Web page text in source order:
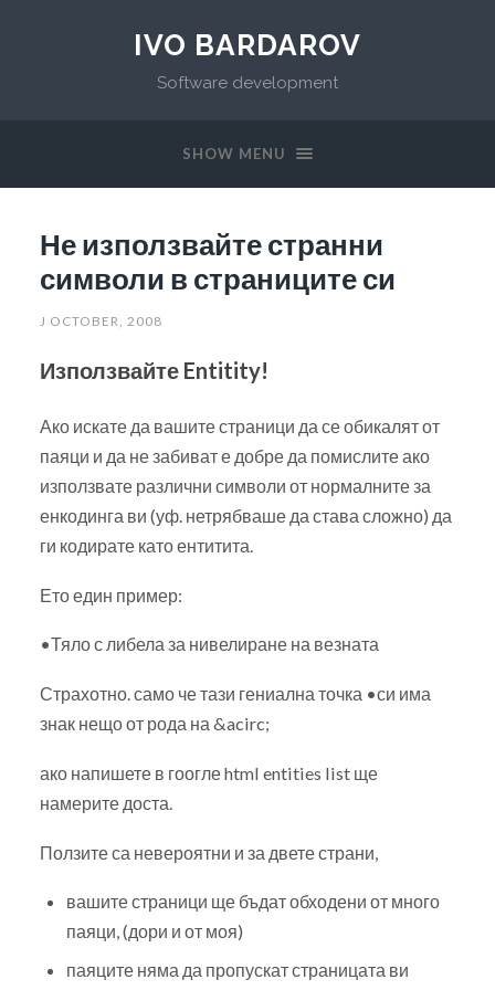
IVO BARDAROV
Software development
SHOW MENU
Не използвайте странни
символи в страниците си
J OCTOBER, 2008
Използвайте Entitity!
Ако искате да вашите страници да се обикалят от
паяци и да не забиват е добре да помислите ако
използвате различни символи от нормалните за
енкодинга ви (уф. нетрябваше да става сложно) да
ги кодирате като ентитита.
Ето един пример:
•Тяло с либела за нивелиране на везната
Страхотно. само че тази гениална точка •си има
знак нещо от рода на &acirc;
ако напишете в гоогле html entities list ще
намерите доста.
Ползите са невероятни и за двете страни,
вашите страници ще бъдат обходени от много
паяци, (дори и от моя)
паяците няма да пропускат страницата ви